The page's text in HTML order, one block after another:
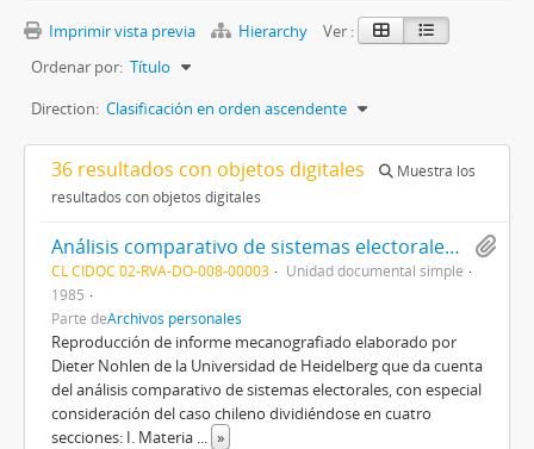
Imprimir vista previa Hierarchy
Ver :
Ordenar por: Título
Direction: Clasificación en orden ascendente
36 resultados con objetos digitales
Muestra los
resultados con objetos digitales
Análisis comparativo de sistemas electorales con especial consideración del caso chileno
CL CIDOC 02-RVA-DO-008-00003
Unidad documental simple
1985
Parte deArchivos personales
Reproducción de informe mecanografiado elaborado por
Dieter Nohlen de la Universidad de Heidelberg que da cuenta
del análisis comparativo de sistemas electorales, con especial
consideración del caso chileno dividiéndose en cuatro
secciones: I. Materia ... »